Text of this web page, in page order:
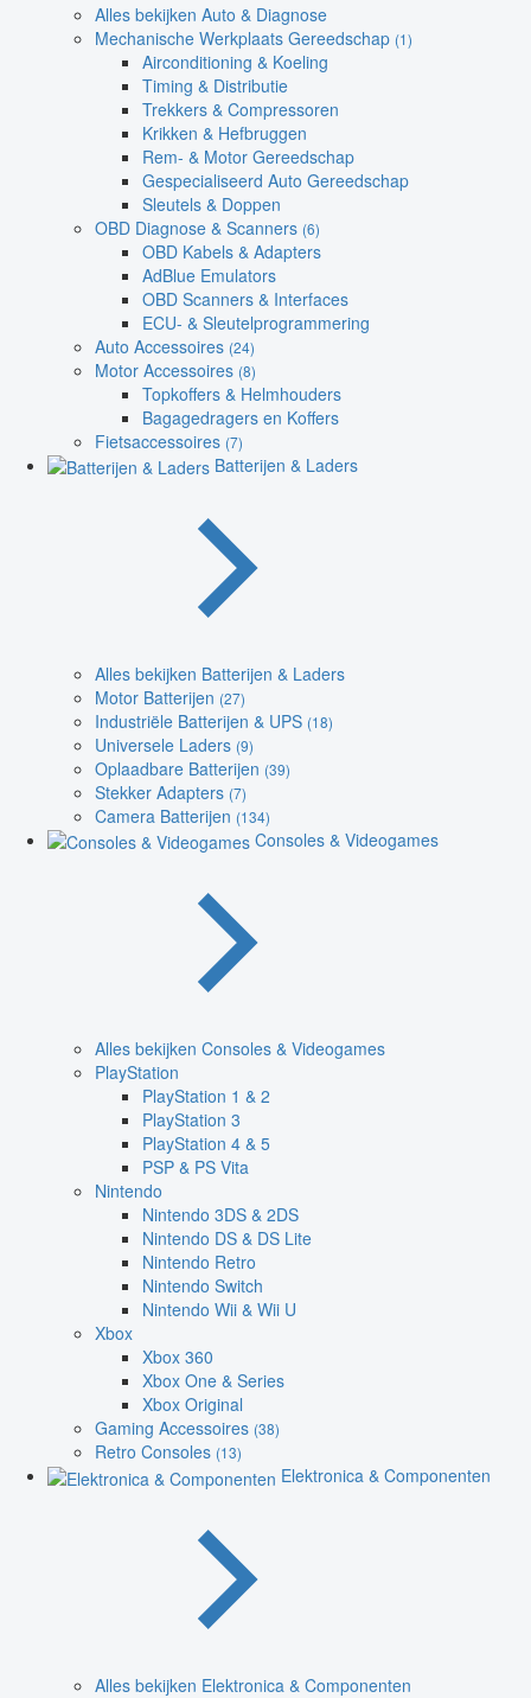
Alles bekijken Auto & Diagnose
Mechanische Werkplaats Gereedschap (1)
Airconditioning & Koeling
Timing & Distributie
Trekkers & Compressoren
Krikken & Hefbruggen
Rem- & Motor Gereedschap
Gespecialiseerd Auto Gereedschap
Sleutels & Doppen
OBD Diagnose & Scanners (6)
OBD Kabels & Adapters
AdBlue Emulators
OBD Scanners & Interfaces
ECU- & Sleutelprogrammering
Auto Accessoires (24)
Motor Accessoires (8)
Topkoffers & Helmhouders
Bagagedragers en Koffers
Fietsaccessoires (7)
Batterijen & Laders
Alles bekijken Batterijen & Laders
Motor Batterijen (27)
Industriële Batterijen & UPS (18)
Universele Laders (9)
Oplaadbare Batterijen (39)
Stekker Adapters (7)
Camera Batterijen (134)
Consoles & Videogames
Alles bekijken Consoles & Videogames
PlayStation
PlayStation 1 & 2
PlayStation 3
PlayStation 4 & 5
PSP & PS Vita
Nintendo
Nintendo 3DS & 2DS
Nintendo DS & DS Lite
Nintendo Retro
Nintendo Switch
Nintendo Wii & Wii U
Xbox
Xbox 360
Xbox One & Series
Xbox Original
Gaming Accessoires (38)
Retro Consoles (13)
Elektronica & Componenten
Alles bekijken Elektronica & Componenten